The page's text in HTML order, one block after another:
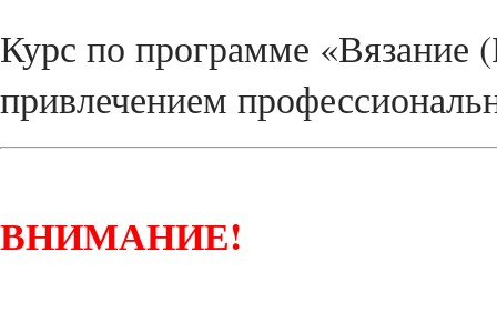
Курс по программе «Вязание
привлечением
ВНИМАНИЕ!